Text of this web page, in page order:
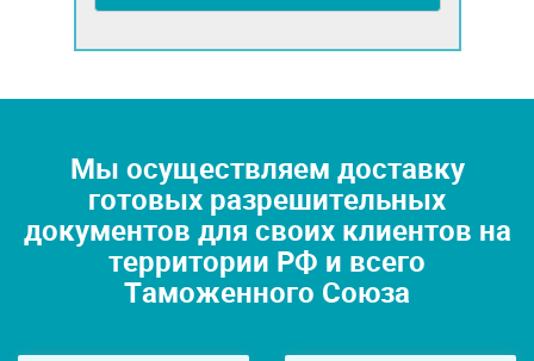
Мы осуществляем доставку
готовых разрешительных
документов для своих клиентов на
территории РФ и всего
Таможенного Союза